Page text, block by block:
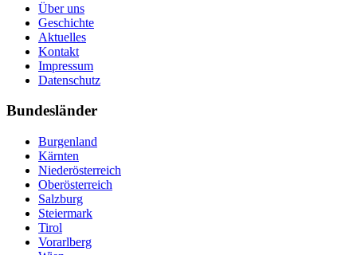
Über uns
Geschichte
Aktuelles
Kontakt
Impressum
Datenschutz
Bundesländer
Burgenland
Kärnten
Niederösterreich
Oberösterreich
Salzburg
Steiermark
Tirol
Vorarlberg